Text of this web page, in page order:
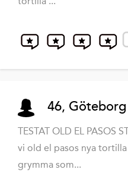
46, Göteborg
TESTAT OLD EL PASOS
vi old el pasos nya
grymma som...